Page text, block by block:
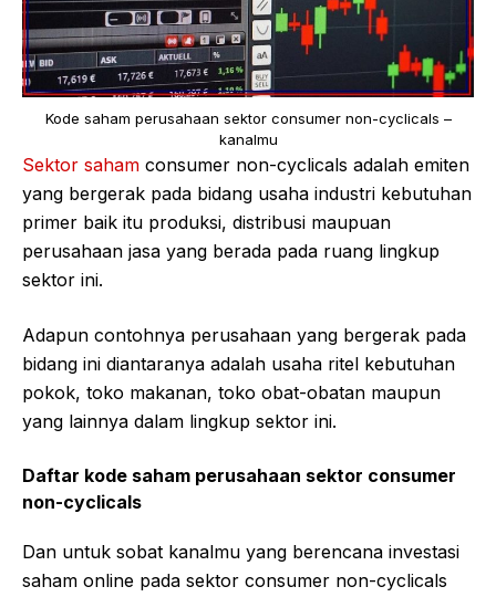
Kode saham perusahaan sektor consumer non-cyclicals –
kanalmu
Sektor saham consumer non-cyclicals adalah emiten
yang bergerak pada bidang usaha industri kebutuhan
primer baik itu produksi, distribusi maupuan
perusahaan jasa yang berada pada ruang lingkup
sektor ini.
Adapun contohnya perusahaan yang bergerak pada
bidang ini diantaranya adalah usaha ritel kebutuhan
pokok, toko makanan, toko obat-obatan maupun
yang lainnya dalam lingkup sektor ini.
Daftar kode saham perusahaan sektor consumer
non-cyclicals
Dan untuk sobat kanalmu yang berencana investasi
saham online pada sektor consumer non-cyclicals